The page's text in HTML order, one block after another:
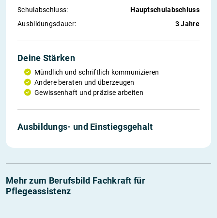
Schul­abschluss:
Hauptschulabschluss
Ausbildungs­dauer:
3 Jahre
Deine Stärken
Mündlich und schriftlich kommunizieren
Andere beraten und überzeugen
Gewissenhaft und präzise arbeiten
Ausbildungs- und Einstiegs­gehalt
Mehr zum Berufsbild Fachkraft für
Pflegeassistenz